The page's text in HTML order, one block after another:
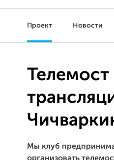
Проект Новости
Мы клуб